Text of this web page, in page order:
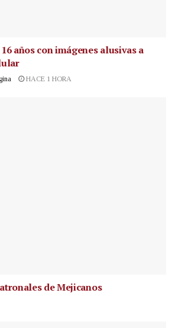
años con imágenes alusivas a
HACE 1 HORA
de Mejicanos